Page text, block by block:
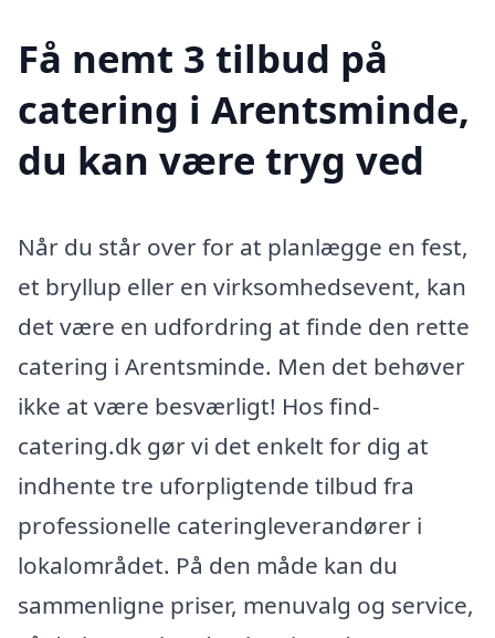
Få nemt 3 tilbud på
catering i Arentsminde,
du kan være tryg ved
Når du står over for at planlægge en fest,
et bryllup eller en virksomhedsevent, kan
det være en udfordring at finde den rette
catering i Arentsminde. Men det behøver
ikke at være besværligt! Hos find-
catering.dk gør vi det enkelt for dig at
indhente tre uforpligtende tilbud fra
professionelle cateringleverandører i
lokalområdet. På den måde kan du
sammenligne priser, menuvalg og service,